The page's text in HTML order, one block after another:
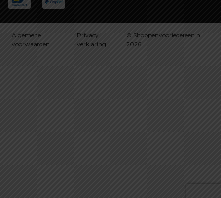
Algemene
voorwaarden
Privacy
verklaring
© Shoppenvooriedereen.nl
2026